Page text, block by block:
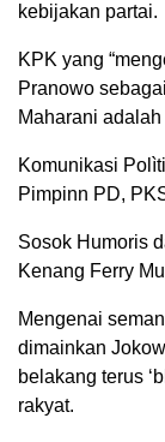
kebijakan partai.
KPK yang
Pranowo
Maharani
Komunikasi
Pimpinn PD,
Sosok Humoris
Kenang Ferry
Mengenai
dimainkan
belakang terus
rakyat.